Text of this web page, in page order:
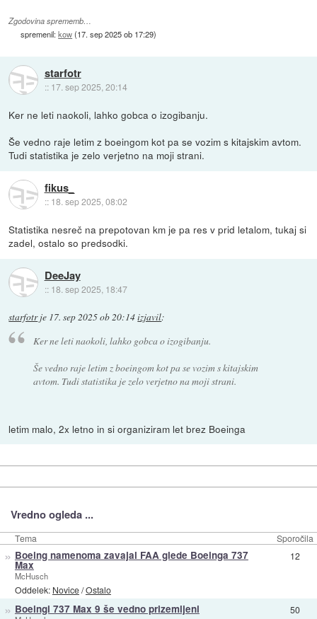
Zgodovina sprememb…
spremenil:kow(17. sep 2025 ob 17:29)
starfotr
:: 17. sep 2025, 20:14
Ker ne leti naokoli, lahko gobca o izogibanju.
Še vedno raje letim z boeingom kot pa se vozim s kitajskim avtom.
Tudi statistika je zelo verjetno na moji strani.
fikus_
:: 18. sep 2025, 08:02
Statistika nesreč na prepotovan km je pa res v prid letalom, tukaj si
zadel, ostalo so predsodki.
DeeJay
:: 18. sep 2025, 18:47
starfotrje 17. sep 2025 ob 20:14izjavil:
Ker ne leti naokoli, lahko gobca o izogibanju.
Še vedno raje letim z boeingom kot pa se vozim s kitajskim
avtom. Tudi statistika je zelo verjetno na moji strani.
letim malo, 2x letno in si organiziram let brez Boeinga
Vredno ogleda ...
Tema Sporočila
» Boeing namenoma zavajal FAA glede Boeinga 737
Max
McHusch
Oddelek: Novice/Ostalo
12
» Boeingi 737 Max 9 še vedno prizemljeni 50